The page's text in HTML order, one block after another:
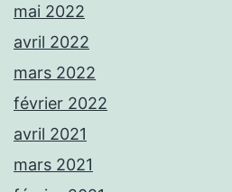
mai 2022
avril 2022
mars 2022
février 2022
avril 2021
mars 2021